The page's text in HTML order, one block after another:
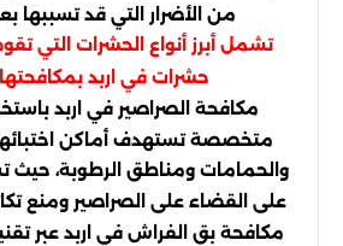
من الأضرار التي قد تسببها
تشمل أبرز أنواع الحشرات التي
حشرات في اربد
مكافحة الصراصير في اربد
متخصصة تستهدف أماكن
والحمامات ومناطق الرطوبة، حيث
على القضاء على الصراصير ومنع
مكافحة بق الفراش في اربد عبر